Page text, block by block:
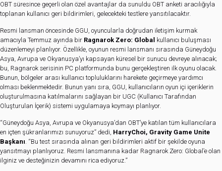
OBT süresince geçerli olan özel avantajlar da sunuldu OBT anketi aracılığıyla
toplanan kullanıcı geri bildirimleri, gelecekteki testlere yansıtılacaktır.
Resmi lansman öncesinde GGU, oyuncularla doğrudan iletişim kurmak
amacıyla Temmuz ayında bir Ragnarok Zero: Global kullanıcı buluşması
düzenlemeyi planlıyor. Özellikle, oyunun resmi lansmanı sırasında Güneydoğu
Asya, Avrupa ve Okyanusya’yı kapsayan küresel bir sunucu devreye alınacak;
bu, Ragnarok serisinin PC platformunda bunu gerçekleştiren ilk oyunu olacak.
Bunun, bölgeler arası kullanıcı topluluklarını harekete geçirmeye yardımcı
olması beklenmektedir. Bunun yanı sıra, GGU, kullanıcıların oyun içi içeriklerin
oluşturulmasına katılmalarını sağlayan bir UGC (Kullanıcı Tarafından
Oluşturulan İçerik) sistemi uygulamaya koymayı planlıyor.
“Güneydoğu Asya, Avrupa ve Okyanusya’dan OBT’ye katılan tüm kullanıcılara
en içten şükranlarımızı sunuyoruz” dedi, HarryChoi, Gravity Game Unite
Başkanı. “Bu test sırasında alınan geri bildirimleri aktif bir şekilde oyuna
yansıtmayı planlıyoruz. Resmi lansmanına kadar Ragnarok Zero: Global’e olan
ilginiz ve desteğinizin devamını rica ediyoruz.”